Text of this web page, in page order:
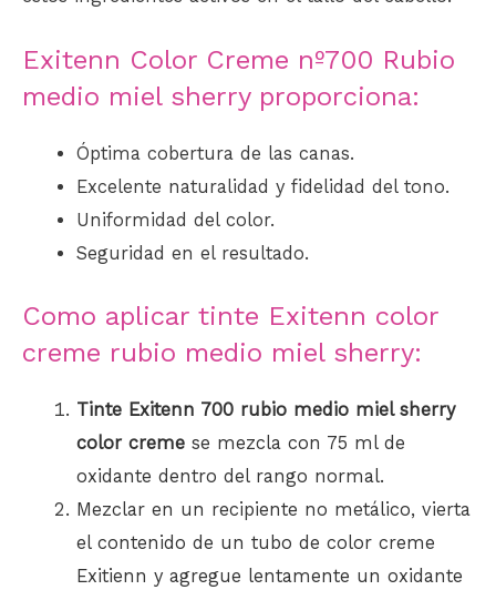
Exitenn Color Creme nº700 Rubio
medio miel sherry proporciona:
Óptima cobertura de las canas.
Excelente naturalidad y fidelidad del tono.
Uniformidad del color.
Seguridad en el resultado.
Como aplicar tinte Exitenn color
creme rubio medio miel sherry:
Tinte Exitenn 700 rubio medio miel sherry
color creme se mezcla con 75 ml de
oxidante dentro del rango normal.
Mezclar en un recipiente no metálico, vierta
el contenido de un tubo decolor creme
Exitienn y agregue lentamente un oxidante